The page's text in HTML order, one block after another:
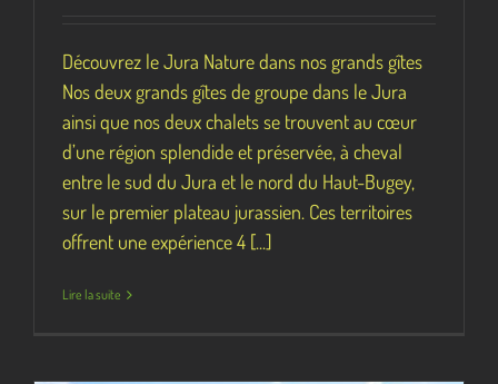
Découvrez le Jura Nature dans nos grands gîtes
Nos deux grands gîtes de groupe dans le Jura
ainsi que nos deux chalets se trouvent au cœur
d’une région splendide et préservée, à cheval
entre le sud du Jura et le nord du Haut-Bugey,
sur le premier plateau jurassien. Ces territoires
offrent une expérience 4 [...]
Lire la suite